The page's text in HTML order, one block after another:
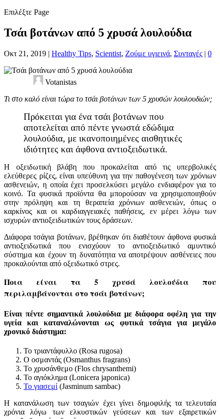
Επιλέξτε Page
Τσάι βοτάνων από 5 χρυσά λουλούδια
Οκτ 21, 2019 | Healthy Tips, Scientist, Ζούμε υγιεινά, Συνταγές | 0
Votanistas
Τι στο καλό είναι τώρα το τσάι βοτάνων των 5 χρυσών λουλουδιών;
Πρόκειται για ένα τσάι βοτάνων που
αποτελείται από πέντε γνωστά εδώδιμα
λουλούδια, με ικανοποιημένες αισθητικές
ιδιότητες και άφθονα αντιοξειδωτικά.
Η οξειδωτική βλάβη που προκαλείται από τις υπερβολικές
ελεύθερες ρίζες, είναι υπεύθυνη για την παθογένεση των χρόνιων
ασθενειών, η οποία έχει προσελκύσει μεγάλο ενδιαφέρον για το
κοινό. Τα φυσικά προϊόντα θα μπορούσαν να χρησιμοποιηθούν
στην πρόληψη και τη θεραπεία χρόνιων ασθενειών, όπως ο
καρκίνος και οι καρδιαγγειακές παθήσεις, εν μέρει λόγω των
ισχυρών αντιοξειδωτικών τους δράσεων.
Διάφορα τσάγια βοτάνων, βρέθηκαν ότι διαθέτουν άφθονα φυσικά
αντιοξειδωτικά που ενισχύουν το αντιοξειδωτικό αμυντικό
σύστημα και έχουν τη δυνατότητα να αποτρέψουν ασθένειες που
προκαλούνται από οξειδωτικό στρες.
Ποια είναι τα 5 χρυσά λουλούδια που
περιλαμβάνονται στο τσάι βοτάνων;
Είναι πέντε σημαντικά λουλούδια με διάφορα οφέλη για την
υγεία και καταναλώνονται ως φυτικά τσάγια για μεγάλο
χρονικό διάστημα:
Το τριαντάφυλλο (Rosa rugosa)
Ο οσμαντάς (Osmanthus fragrans)
Το χρυσάνθεμο (Flos chrysanthemi)
Το αγιόκλημα (Lonicera japonica)
Το γιασεμί (Jasminum sambac)
Η κατανάλωση των τσαγιών έχει γίνει δημοφιλής τα τελευταία
χρόνια λόγω των ελκυστικών γεύσεων και των εξαιρετικών